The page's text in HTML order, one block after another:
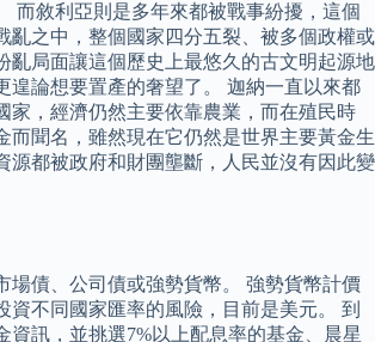
而敘利亞則是多年來都被戰事紛擾，這個
亂之中，整個國家四分五裂、被多個政權或
亂局面讓這個歷史上最悠久的古文明起源地
遑論想要置產的奢望了。 迦納一直以來都
家，經濟仍然主要依靠農業，而在殖民時
而聞名，雖然現在它仍然是世界主要黃金生
源都被政府和財團壟斷，人民並沒有因此變
場債、公司債或強勢貨幣。 強勢貨幣計價
資不同國家匯率的風險，目前是美元。 到
資訊，並挑選7%以上配息率的基金、晨星